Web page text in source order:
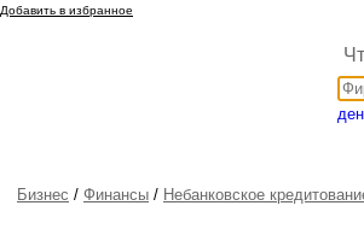
Добавить в избранное
Бизнес / Финансы / Небанковское